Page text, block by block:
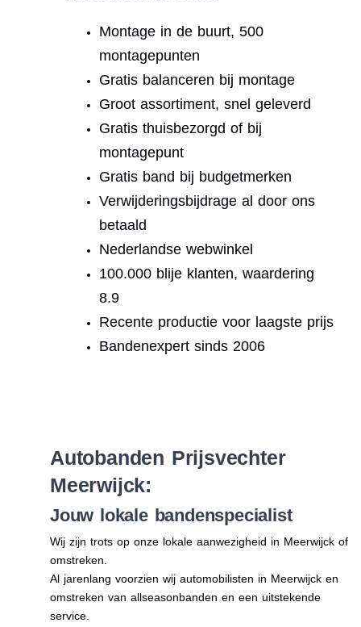
Montage in de buurt, 500
montagepunten
Gratis balanceren bij montage
Groot assortiment, snel geleverd
Gratis thuisbezorgd of bij
montagepunt
Gratis band bij budgetmerken
Verwijderingsbijdrage al door ons
betaald
Nederlandse webwinkel
100.000 blije klanten, waardering
8.9
Recente productie voor laagste prijs
Bandenexpert sinds 2006
Autobanden Prijsvechter
Meerwijck:
Jouw lokale bandenspecialist
Wij zijn trots op onze lokale aanwezigheid in Meerwijck of
omstreken.
Al jarenlang voorzien wij automobilisten in Meerwijck en
omstreken van allseasonbanden en een uitstekende
service.